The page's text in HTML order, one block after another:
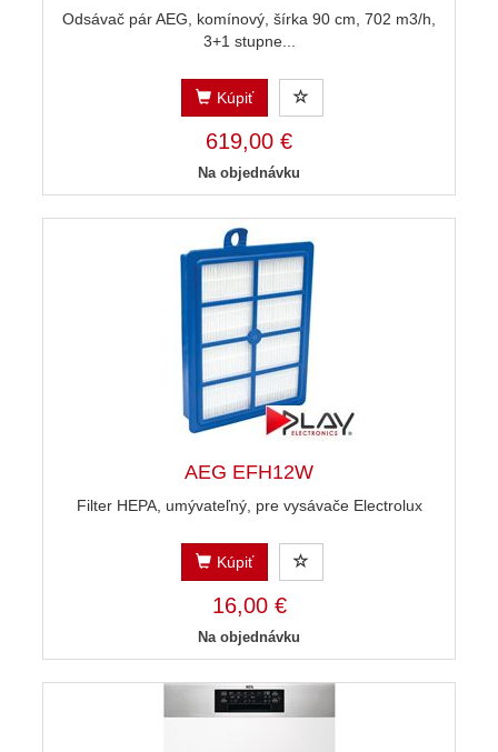
Odsávač pár AEG, komínový, šírka 90 cm, 702 m3/h,
3+1 stupne...
Kúpiť
619,00 €
Na objednávku
AEG EFH12W
Filter HEPA, umývateľný, pre vysávače Electrolux
Kúpiť
16,00 €
Na objednávku